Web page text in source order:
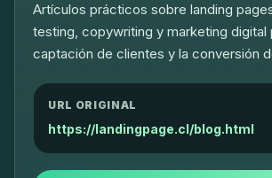
Artículos prácticos sobre landing
testing, copywriting y marketing digital
captación de clientes y la conversión
URL ORIGINAL
https://landingpage.cl/blog.html